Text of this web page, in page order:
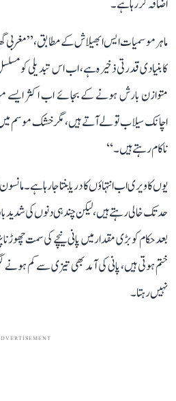
اضافہ کر رہا ہے۔
ماہر موسمیات ایس ابھیلاش کے مطابق، ’’مغربی
کا بنیادی قدرتی ذخیرہ ہے، اب اس تبدیلی کو
متوازن بارش ہونے کے بجائے اب اکثر ایسے
اچانک سیلاب تو لے آتے ہیں، مگر خشک موسم میں
ناکام رہتے ہیں۔‘‘
یوں کاویری اب انتہاؤں کا دریا بنتا جا رہا ہے۔
حد تک خالی رہتے ہیں، لیکن چند ہی دنوں کی
بعد حکام کو بڑی مقدار میں پانی نیچے کی سمت
ختم ہوتی ہیں، پانی کی آمد بھی تیزی سے کم
نہیں رہتا۔